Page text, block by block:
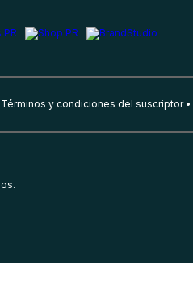
Términos y condiciones del suscriptor